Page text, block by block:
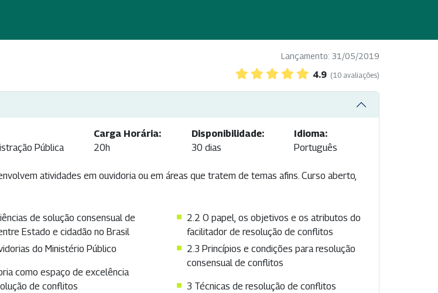
Lançamento: 31/05/2019
4.9 (10 avaliações)
Pública
Carga Horária:
20h
Disponibilidade:
30 dias
Idioma:
Português
atividades em ouvidoria ou em áreas que tratem de temas afins. Curso aberto,
de solução consensual de
Estado e cidadão no Brasil
do Ministério Público
como espaço de excelência
de conflitos
2.2 O papel, os objetivos e os atributos do
facilitador de resolução de conflitos
2.3 Princípios e condições para resolução
consensual de conflitos
3 Técnicas de resolução de conflitos